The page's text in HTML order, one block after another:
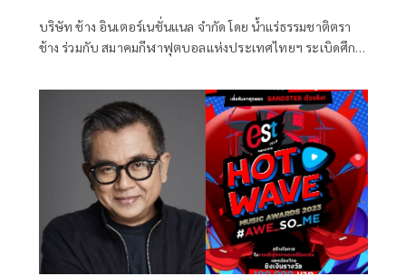
บริษัท ช้าง อินเตอร์เนชั่นแนล จำกัด โดย น้ำแร่ธรรมชาติตรา
ช้าง ร่วมกับ สมาคมกีฬาฟุตบอลแห่งประเทศไทยฯ ระเบิดศึก
ช้าง เอฟเอ คัพ 2023/24 ซึ่งได้มีพิธีจับสลากประกบคู่การ
แข่งขันฟุตบอลช้าง เอฟเอ คัพ 2023/24 รอบ 16 ทีม ในวันที่ 1
กุมภาพันธ์ 2567 ณ ห้องเมต้า สโมสรราชพฤกษ์ โดยได้รับเกียรติ
จาก คุณไพฤทธิ์ ต้านไพรี หัวหน้าฝ่ายควบคุมการแข่งขัน บริษัท
ไทย ลีก จำกัด, คุณโรจนสิทธิ์ มีนิจสิน รองผู้อำนวยการฝ่ายกีฬา
บริษัท ไทยเบฟเวอเรจ จำกัด (มหาชน) โดยน้ำแร่ธรรมชาติ ตรา
ช้าง และคุณก่องกานต์ กาทอง ผู้จัดการฝ่ายขายในประเทศ
บริษัท มอลเท่น ไทยแลนด์ จำกัด และแขกผู้มีเกียรติเข้าร่วมพิธี
จับสลากในครั้งนี้